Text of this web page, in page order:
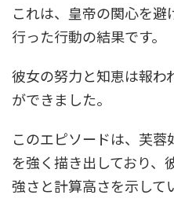
これは、皇帝の関心を
行った行動の結果です。
彼女の努力と知恵は報わ
ができました。
このエピソードは、芙
を強く描き出しており、
強さと計算高さを示して